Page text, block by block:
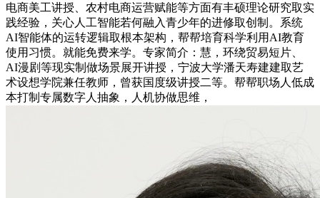
电商美工讲授、农村电商运营赋能等方面有丰硕理论研究取实
践经验，关心人工智能若何融入青少年的进修取创制。系统
AI智能体的运转逻辑取根本架构，帮帮培育科学利用AI教育
使用习惯。就能免费来学。专家简介：慧，环绕贸易短片、
AI漫剧等现实制做场景展开讲授，宁波大学潘天寿建建取艺
术设想学院兼任教师，曾获国度级讲授二等。帮帮职场人低成
本打制专属数字人抽象，人机协做思维，